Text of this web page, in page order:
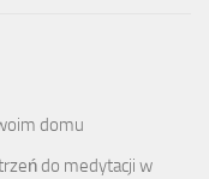
domu
do medytacji w